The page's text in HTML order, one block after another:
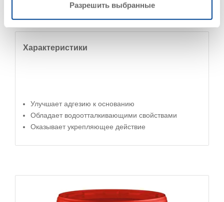
Разрешить выбранные
Характеристики
Улучшает адгезию к основанию
Обладает водоотталкивающими свойствами
Оказывает укрепляющее действие